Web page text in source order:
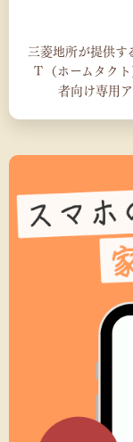
三菱地所が提供す
Ｔ（ホームタク
者向け専用